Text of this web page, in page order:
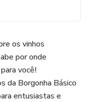
os vinhos
por onde
você!
da Borgonha Básico
entusiastas e